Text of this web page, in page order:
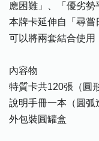
應困難」、「優劣勢
本牌卡延伸自「尋嘗
可以將兩套結合使用
內容物
特質卡共120張（圓
說明手冊一本（圓弧
外包裝圓罐盒